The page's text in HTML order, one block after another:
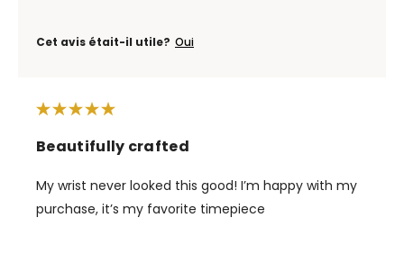
Cet avis était-il utile? Oui
Beautifully crafted
My wrist never looked this good! I’m happy with my
purchase, it’s my favorite timepiece